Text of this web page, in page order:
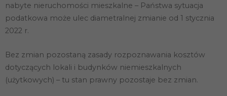
nabyte nieruchomości mieszkalne – Państwa sytuacja
podatkowa może ulec diametralnej zmianie od 1 stycznia
2022 r.
Bez zmian pozostaną zasady rozpoznawania kosztów
dotyczących lokali i budynków niemieszkalnych
(użytkowych) – tu stan prawny pozostaje bez zmian.
Doświadczenie
Aby nasza
najlepiej
twojego
przejścia na nią.
Jeśli odrzucisz